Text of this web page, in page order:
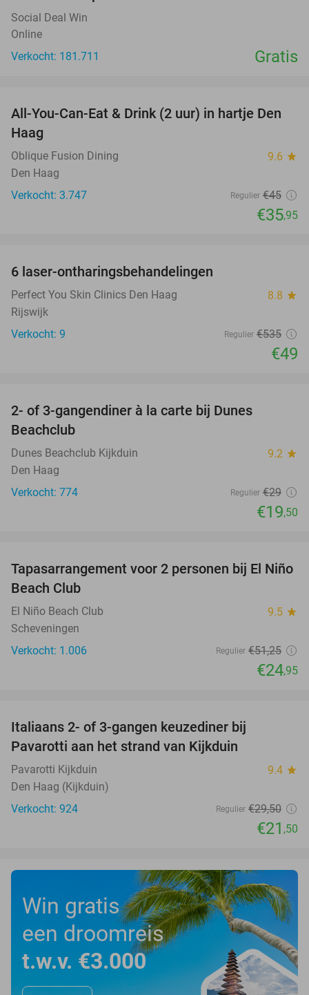
Social Deal Win
Online
Verkocht: 181.711
Gratis
20%
All-You-Can-Eat & Drink (2 uur) in hartje Den
Haag
Oblique Fusion Dining 9.6 star
Den Haag
Verkocht: 3.747
Regulier €45
€35,95
6 laser-ontharingsbehandelingen
Perfect You Skin Clinics Den Haag 8.8 star
Rijswijk
Verkocht: 9
Regulier €535
€49
2- of 3-gangendiner à la carte bij Dunes
Beachclub
Dunes Beachclub Kijkduin 9.2 star
Den Haag
Verkocht: 774
Regulier €29
€19,50
51%
Tapasarrangement voor 2 personen bij El Niño
Beach Club
El Niño Beach Club 9.5 star
Scheveningen
Verkocht: 1.006
Regulier €51,25
€24,95
Italiaans 2- of 3-gangen keuzediner bij
Pavarotti aan het strand van Kijkduin
Pavarotti Kijkduin 9.4 star
Den Haag (Kijkduin)
Verkocht: 924
Regulier €29,50
€21 ,50
Win gratis
een droomreis
t.w.v. €3.000